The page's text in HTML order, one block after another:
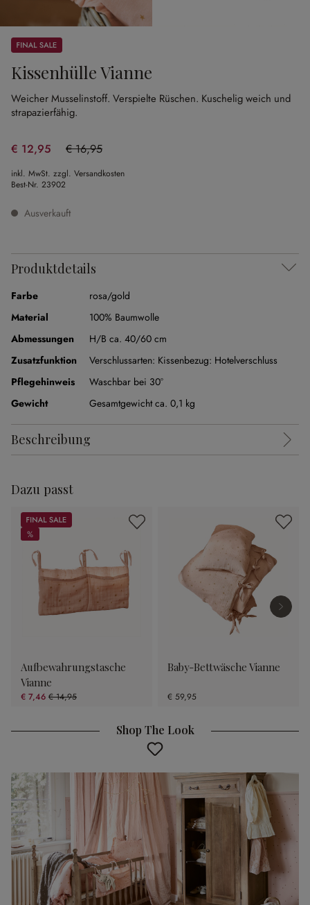
Sale
Kissenhülle Vianne
Weicher Musselinstoff. Verspielte Rüschen. Kuschelig weich und
strapazierfähig.
€ 12,95 € 16,95
(23.6% gespart)
inkl. MwSt. zzgl. Versandkosten
Best-Nr. 23902
Ausverkauft
Produktdetails
Farbe
rosa/gold
Material
100% Baumwolle
Abmessungen
H/B ca. 40/60 cm
Zusatzfunktion
Verschlussarten: Kissenbezug: Hotelverschluss
Pflegehinweis
Waschbar bei 30°
Gewicht
Gesamtgewicht ca. 0,1 kg
Beschreibung
Dazu passt
Sale
%
%
Aufbewahrungstasche
Vianne
€ 7,46 € 14,95
(50.1% gespart)
Baby-Bettwäsche Vianne
€ 59,95
Shop The Look